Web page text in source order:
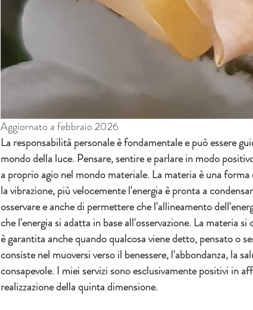
Aggiornato a febbraio 2026
La responsabilità personale è fondamentale e può essere
mondo della luce. Pensare, sentire e parlare in modo
a proprio agio nel mondo materiale. La materia è una
la vibrazione, più velocemente l'energia è pronta a
osservare e anche di permettere che l'allineamento
che l'energia si adatta in base all'osservazione. La materia
è garantita anche quando qualcosa viene detto, pensato o
consiste nel muoversi verso il benessere, l'abbondanza, la
consapevole. I miei servizi sono esclusivamente positivi in
realizzazione della quinta dimensione.